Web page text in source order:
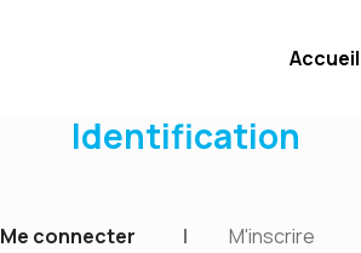
Accueil
Identification
Me connecter | M'inscrire